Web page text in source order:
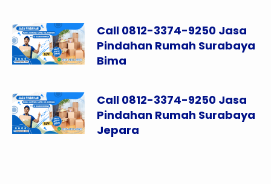
Call 0812-3374-9250 Jasa
Pindahan Rumah Surabaya
Bima
Call 0812-3374-9250 Jasa
Pindahan Rumah Surabaya
Jepara